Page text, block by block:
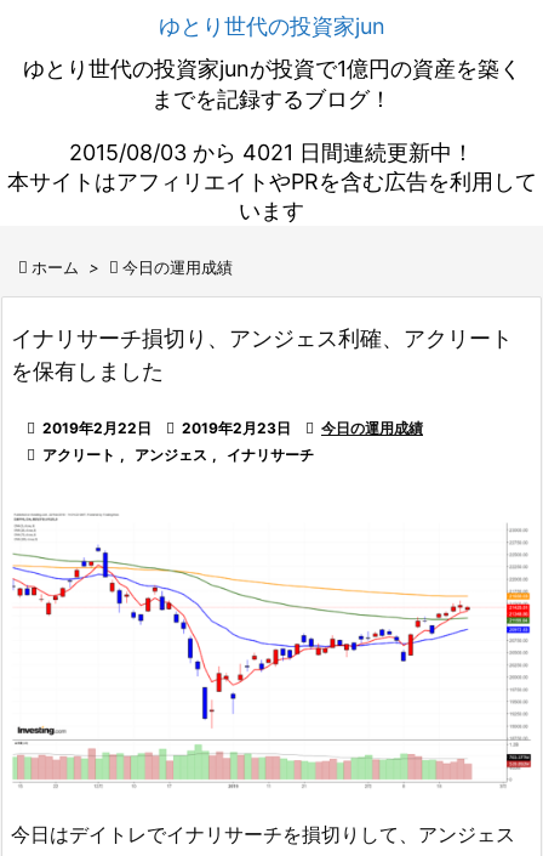
ゆとり世代の投資家jun
ゆとり世代の投資家junが投資で1億円の資産を築く
までを記録するブログ！
2015/08/03 から 4021 日間連続更新中！
本サイトはアフィリエイトやPRを含む広告を利用して
います
 ホーム >  今日の運用成績
イナリサーチ損切り、アンジェス利確、アクリート
を保有しました
 2019年2月22日  2019年2月23日  今日の運用成績
 アクリート , アンジェス , イナリサーチ
今日はデイトレでイナリサーチを損切りして、アンジェス